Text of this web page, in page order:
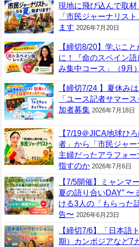
現地に飛び込んで取材
「市民ジャーナリス
ます 2026年7月20日
【締切8/20】学ぶこ
に！『命のスペイン
み集中コース」（9月
【締切7/24 】夏休み
「ユース記者サマー
加者募集 2026年7月18日
【7/19＠JICA地球ひ
者」から「市民ジャ
主婦だったアラフォ
指すのか 2026年7月6日
【7/5開催】ミャンマ
夏の語り合いDAY” 〜
ける3人の「もらった
告〜 2026年6月23日
【締切7/6】「日本語
期）カンボジアなど7